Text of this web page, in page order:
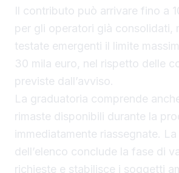
Il contributo può arrivare fino a
per gli operatori già consolidati,
testate emergenti il limite
30 mila euro, nel rispetto delle
previste dall’avviso.
La graduatoria comprende
rimaste disponibili durante la
immediatamente riassegnate.
dell’elenco conclude la fase di
richieste e stabilisce i soggetti